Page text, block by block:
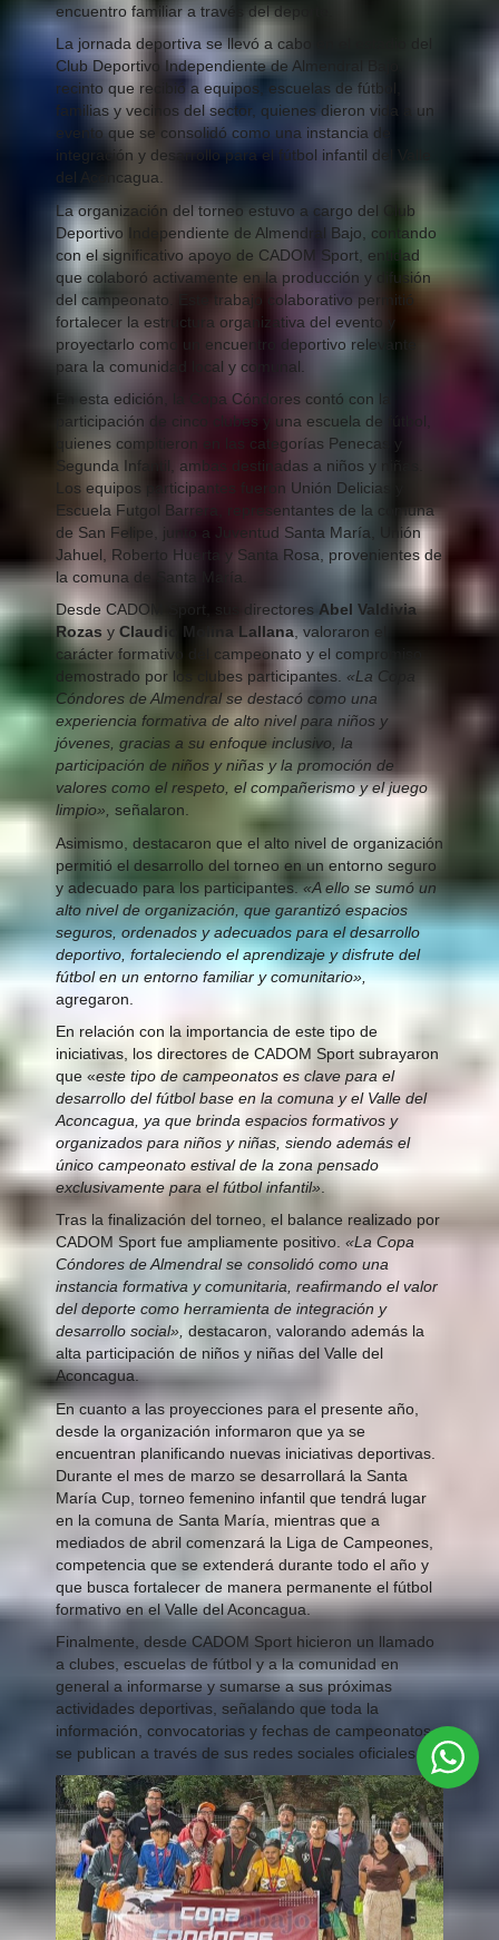
encuentro familiar a través del deporte.
La jornada deportiva se llevó a cabo en el estadio del
Club Deportivo Independiente de Almendral Bajo,
recinto que recibió a equipos, escuelas de fútbol,
familias y vecinos del sector, quienes dieron vida a un
evento que se consolidó como una instancia de
integración y desarrollo para el fútbol infantil del Valle
del Aconcagua.
La organización del torneo estuvo a cargo del Club
Deportivo Independiente de Almendral Bajo, contando
con el significativo apoyo de CADOM Sport, entidad
que colaboró activamente en la producción y difusión
del campeonato. Este trabajo colaborativo permitió
fortalecer la estructura organizativa del evento y
proyectarlo como un encuentro deportivo relevante
para la comunidad local y comunal.
En esta edición, la Copa Cóndores contó con la
participación de cinco clubes y una escuela de fútbol,
quienes compitieron en las categorías Penecas y
Segunda Infantil, ambas destinadas a niños y niñas.
Los equipos participantes fueron Unión Delicias y
Escuela Futgol Barrera, representantes de la comuna
de San Felipe, junto a Juventud Santa María, Unión
Jahuel, Roberto Huerta y Santa Rosa, provenientes de
la comuna de Santa María.
Desde CADOM Sport, sus directores Abel Valdivia
Rozas y Claudio Molina Lallana, valoraron el
carácter formativo del campeonato y el compromiso
demostrado por los clubes participantes. «La Copa
Cóndores de Almendral se destacó como una
experiencia formativa de alto nivel para niños y
jóvenes, gracias a su enfoque inclusivo, la
participación de niños y niñas y la promoción de
valores como el respeto, el compañerismo y el juego
limpio», señalaron.
Asimismo, destacaron que el alto nivel de organización
permitió el desarrollo del torneo en un entorno seguro
y adecuado para los participantes.«A ello se sumó un
alto nivel de organización, que garantizó espacios
seguros, ordenados y adecuados para el desarrollo
deportivo, fortaleciendo el aprendizaje y disfrute del
fútbol en un entorno familiar y comunitario»,
agregaron.
En relación con la importancia de este tipo de
iniciativas, los directores de CADOM Sport subrayaron
que «este tipo de campeonatos es clave para el
desarrollo del fútbol base en la comuna y el Valle del
Aconcagua, ya que brinda espacios formativos y
organizados para niños y niñas, siendo además el
único campeonato estival de la zona pensado
exclusivamente para el fútbol infantil».
Tras la finalización del torneo, el balance realizado por
CADOM Sport fue ampliamente positivo. «La Copa
Cóndores de Almendral se consolidó como una
instancia formativa y comunitaria, reafirmando el valor
del deporte como herramienta de integración y
desarrollo social», destacaron, valorando además la
alta participación de niños y niñas del Valle del
Aconcagua.
En cuanto a las proyecciones para el presente año,
desde la organización informaron que ya se
encuentran planificando nuevas iniciativas deportivas.
Durante el mes de marzo se desarrollará la Santa
María Cup, torneo femenino infantil que tendrá lugar
en la comuna de Santa María, mientras que a
mediados de abril comenzará la Liga de Campeones,
competencia que se extenderá durante todo el año y
que busca fortalecer de manera permanente el fútbol
formativo en el Valle del Aconcagua.
Finalmente, desde CADOM Sport hicieron un llamado
a clubes, escuelas de fútbol y a la comunidad en
general a informarse y sumarse a sus próximas
actividades deportivas, señalando que toda la
información, convocatorias y fechas de campeonatos
se publican a través de sus redes sociales oficiales.